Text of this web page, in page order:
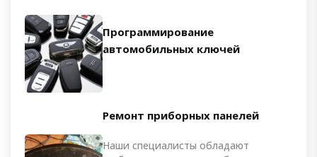
Программирование
автомобильных ключей
Ремонт приборных панелей
Наши специалисты обладают